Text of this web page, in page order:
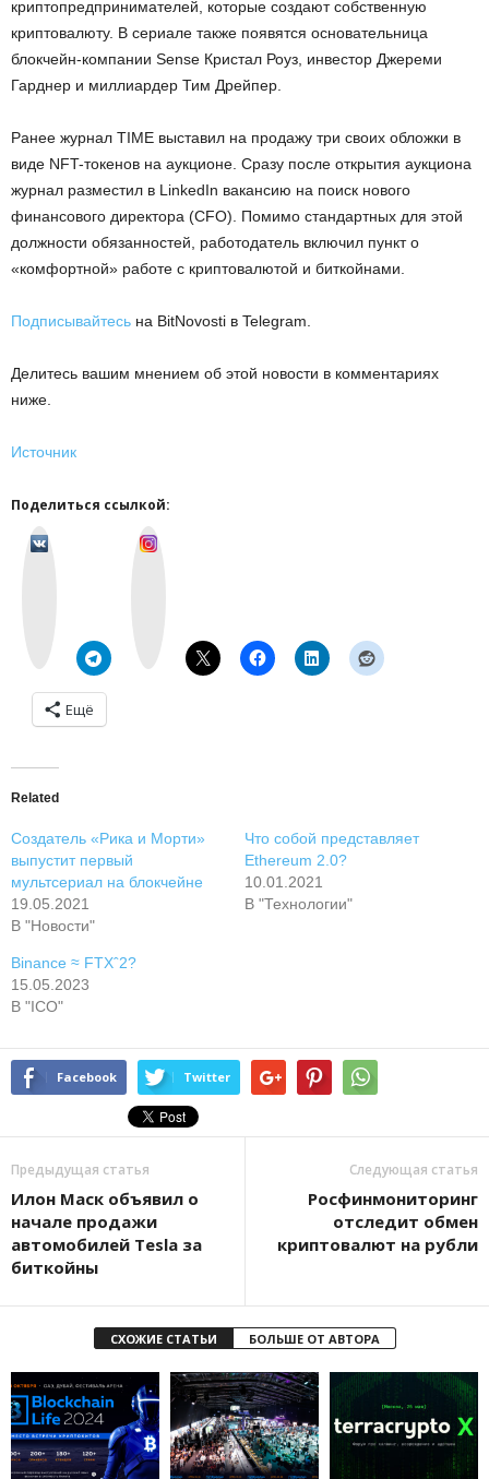
криптопредпринимателей, которые создают собственную
криптовалюту. В сериале также появятся основательница
блокчейн-компании Sense Кристал Роуз, инвестор Джереми
Гарднер и миллиардер Тим Дрейпер.
Ранее журнал TIME выставил на продажу три своих обложки в
виде NFT-токенов на аукционе. Сразу после открытия аукциона
журнал разместил в LinkedIn вакансию на поиск нового
финансового директора (CFO). Помимо стандартных для этой
должности обязанностей, работодатель включил пункт о
«комфортной» работе с криптовалютой и биткойнами.
Подписывайтесь на BitNovosti в Telegram.
Делитесь вашим мнением об этой новости в комментариях
ниже.
Источник
Поделиться ссылкой:
Ещё
Related
Создатель «Рика и Морти»
выпустит первый
мультсериал на блокчейне
19.05.2021
В "Новости"
Что собой представляет
Ethereum 2.0?
10.01.2021
В "Технологии"
Binance ≈ FTXˆ2?
15.05.2023
В "ICO"
Facebook Twitter
Предыдущая статья
Илон Маск объявил о
начале продажи
автомобилей Tesla за
биткойны
Следующая статья
Pocфинмoнитopинг
oтcлeдит oбмeн
кpиптoвaлют нa pубли
СХОЖИЕ СТАТЬИ БОЛЬШЕ ОТ АВТОРА